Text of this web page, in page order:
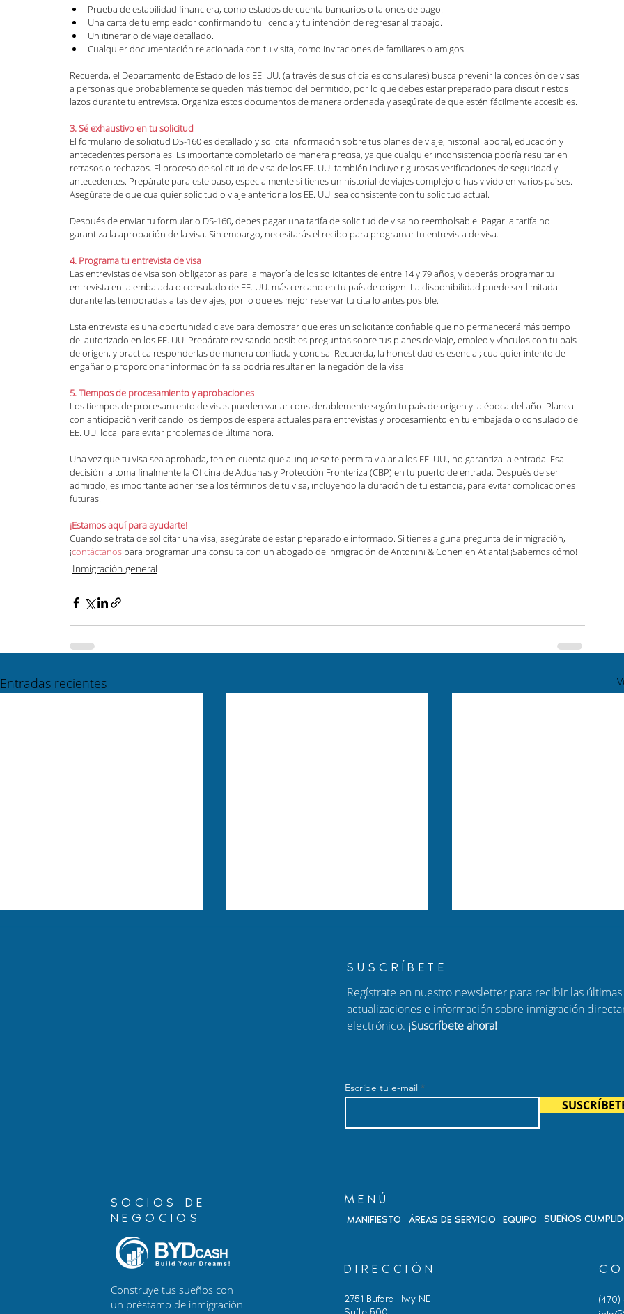
Prueba de estabilidad financiera, como estados de cuenta bancarios o talones de pago.
Una carta de tu empleador confirmando tu licencia y tu intención de regresar al trabajo.
Un itinerario de viaje detallado.
Cualquier documentación relacionada con tu visita, como invitaciones de familiares o amigos.
Recuerda, el Departamento de Estado de los EE. UU. (a través de sus oficiales consulares) busca prevenir la concesión de visas
a personas que probablemente se queden más tiempo del permitido, por lo que debes estar preparado para discutir estos
lazos durante tu entrevista. Organiza estos documentos de manera ordenada y asegúrate de que estén fácilmente accesibles.
3. Sé exhaustivo en tu solicitud
El formulario de solicitud DS-160 es detallado y solicita información sobre tus planes de viaje, historial laboral, educación y
antecedentes personales. Es importante completarlo de manera precisa, ya que cualquier inconsistencia podría resultar en
retrasos o rechazos. El proceso de solicitud de visa de los EE. UU. también incluye rigurosas verificaciones de seguridad y
antecedentes. Prepárate para este paso, especialmente si tienes un historial de viajes complejo o has vivido en varios países.
Asegúrate de que cualquier solicitud o viaje anterior a los EE. UU. sea consistente con tu solicitud actual.
Después de enviar tu formulario DS-160, debes pagar una tarifa de solicitud de visa no reembolsable. Pagar la tarifa no
garantiza la aprobación de la visa. Sin embargo, necesitarás el recibo para programar tu entrevista de visa.
4. Programa tu entrevista de visa
Las entrevistas de visa son obligatorias para la mayoría de los solicitantes de entre 14 y 79 años, y deberás programar tu
entrevista en la embajada o consulado de EE. UU. más cercano en tu país de origen. La disponibilidad puede ser limitada
durante las temporadas altas de viajes, por lo que es mejor reservar tu cita lo antes posible.
Esta entrevista es una oportunidad clave para demostrar que eres un solicitante confiable que no permanecerá más tiempo
del autorizado en los EE. UU. Prepárate revisando posibles preguntas sobre tus planes de viaje, empleo y vínculos con tu país
de origen, y practica responderlas de manera confiada y concisa. Recuerda, la honestidad es esencial; cualquier intento de
engañar o proporcionar información falsa podría resultar en la negación de la visa.
5. Tiempos de procesamiento y aprobaciones
Los tiempos de procesamiento de visas pueden variar considerablemente según tu país de origen y la época del año. Planea
con anticipación verificando los tiempos de espera actuales para entrevistas y procesamiento en tu embajada o consulado de
EE. UU. local para evitar problemas de última hora.
Una vez que tu visa sea aprobada, ten en cuenta que aunque se te permita viajar a los EE. UU., no garantiza la entrada. Esa
decisión la toma finalmente la Oficina de Aduanas y Protección Fronteriza (CBP) en tu puerto de entrada. Después de ser
admitido, es importante adherirse a los términos de tu visa, incluyendo la duración de tu estancia, para evitar complicaciones
futuras.
¡Estamos aquí para ayudarte!
Cuando se trata de solicitar una visa, asegúrate de estar preparado e informado. Si tienes alguna pregunta de inmigración,
¡contáctanos para programar una consulta con un abogado de inmigración de Antonini & Cohen en Atlanta! ¡Sabemos cómo!
Inmigración general
Entradas recientes
SUSCRÍBETE
Regístrate en nuestro newsletter para recibir las
actualizaciones e información sobre inmigración
electrónico. ¡Suscríbete ahora!
Escribe tu e-mail
SOCIOS DE
NEGOCIOS
Construye tus sueños con
un préstamo de inmigración
MENÚ
MANIFIESTO ÁREAS DE SERVICIO
DIRECCIÓN
2751 Buford Hwy NE
EQUIPO SUEÑOS